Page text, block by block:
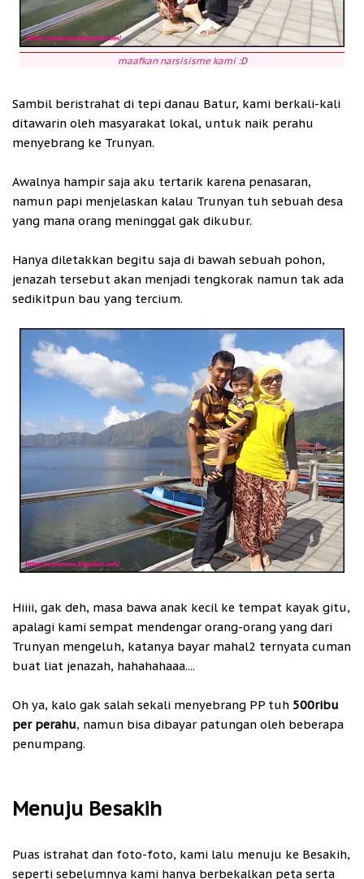
maafkan narsisisme kami :D
Sambil beristrahat di tepi danau Batur, kami berkali-kali
ditawarin oleh masyarakat lokal, untuk naik perahu
menyebrang ke Trunyan.
Awalnya hampir saja aku tertarik karena penasaran,
namun papi menjelaskan kalau Trunyan tuh sebuah desa
yang mana orang meninggal gak dikubur.
Hanya diletakkan begitu saja di bawah sebuah pohon,
jenazah tersebut akan menjadi tengkorak namun tak ada
sedikitpun bau yang tercium.
Hiiii, gak deh, masa bawa anak kecil ke tempat kayak gitu,
apalagi kami sempat mendengar orang-orang yang dari
Trunyan mengeluh, katanya bayar mahal2 ternyata cuman
buat liat jenazah, hahahahaaa....
Oh ya, kalo gak salah sekali menyebrang PP tuh 500ribu
per perahu, namun bisa dibayar patungan oleh beberapa
penumpang.
Menuju Besakih
Puas istrahat dan foto-foto, kami lalu menuju ke Besakih,
seperti sebelumnya kami hanya berbekalkan peta serta